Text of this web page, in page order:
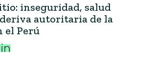
inseguridad, salud
autoritaria de la
el Perú